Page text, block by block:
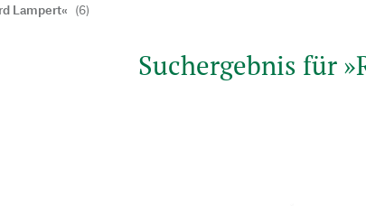
Lampert« (6)
Suchergebnis für